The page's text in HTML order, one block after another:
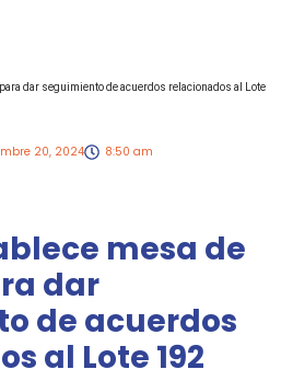
dar seguimiento de acuerdos relacionados al Lote
20, 2024 8:50 am
mesa de
dar
de acuerdos
al Lote 192